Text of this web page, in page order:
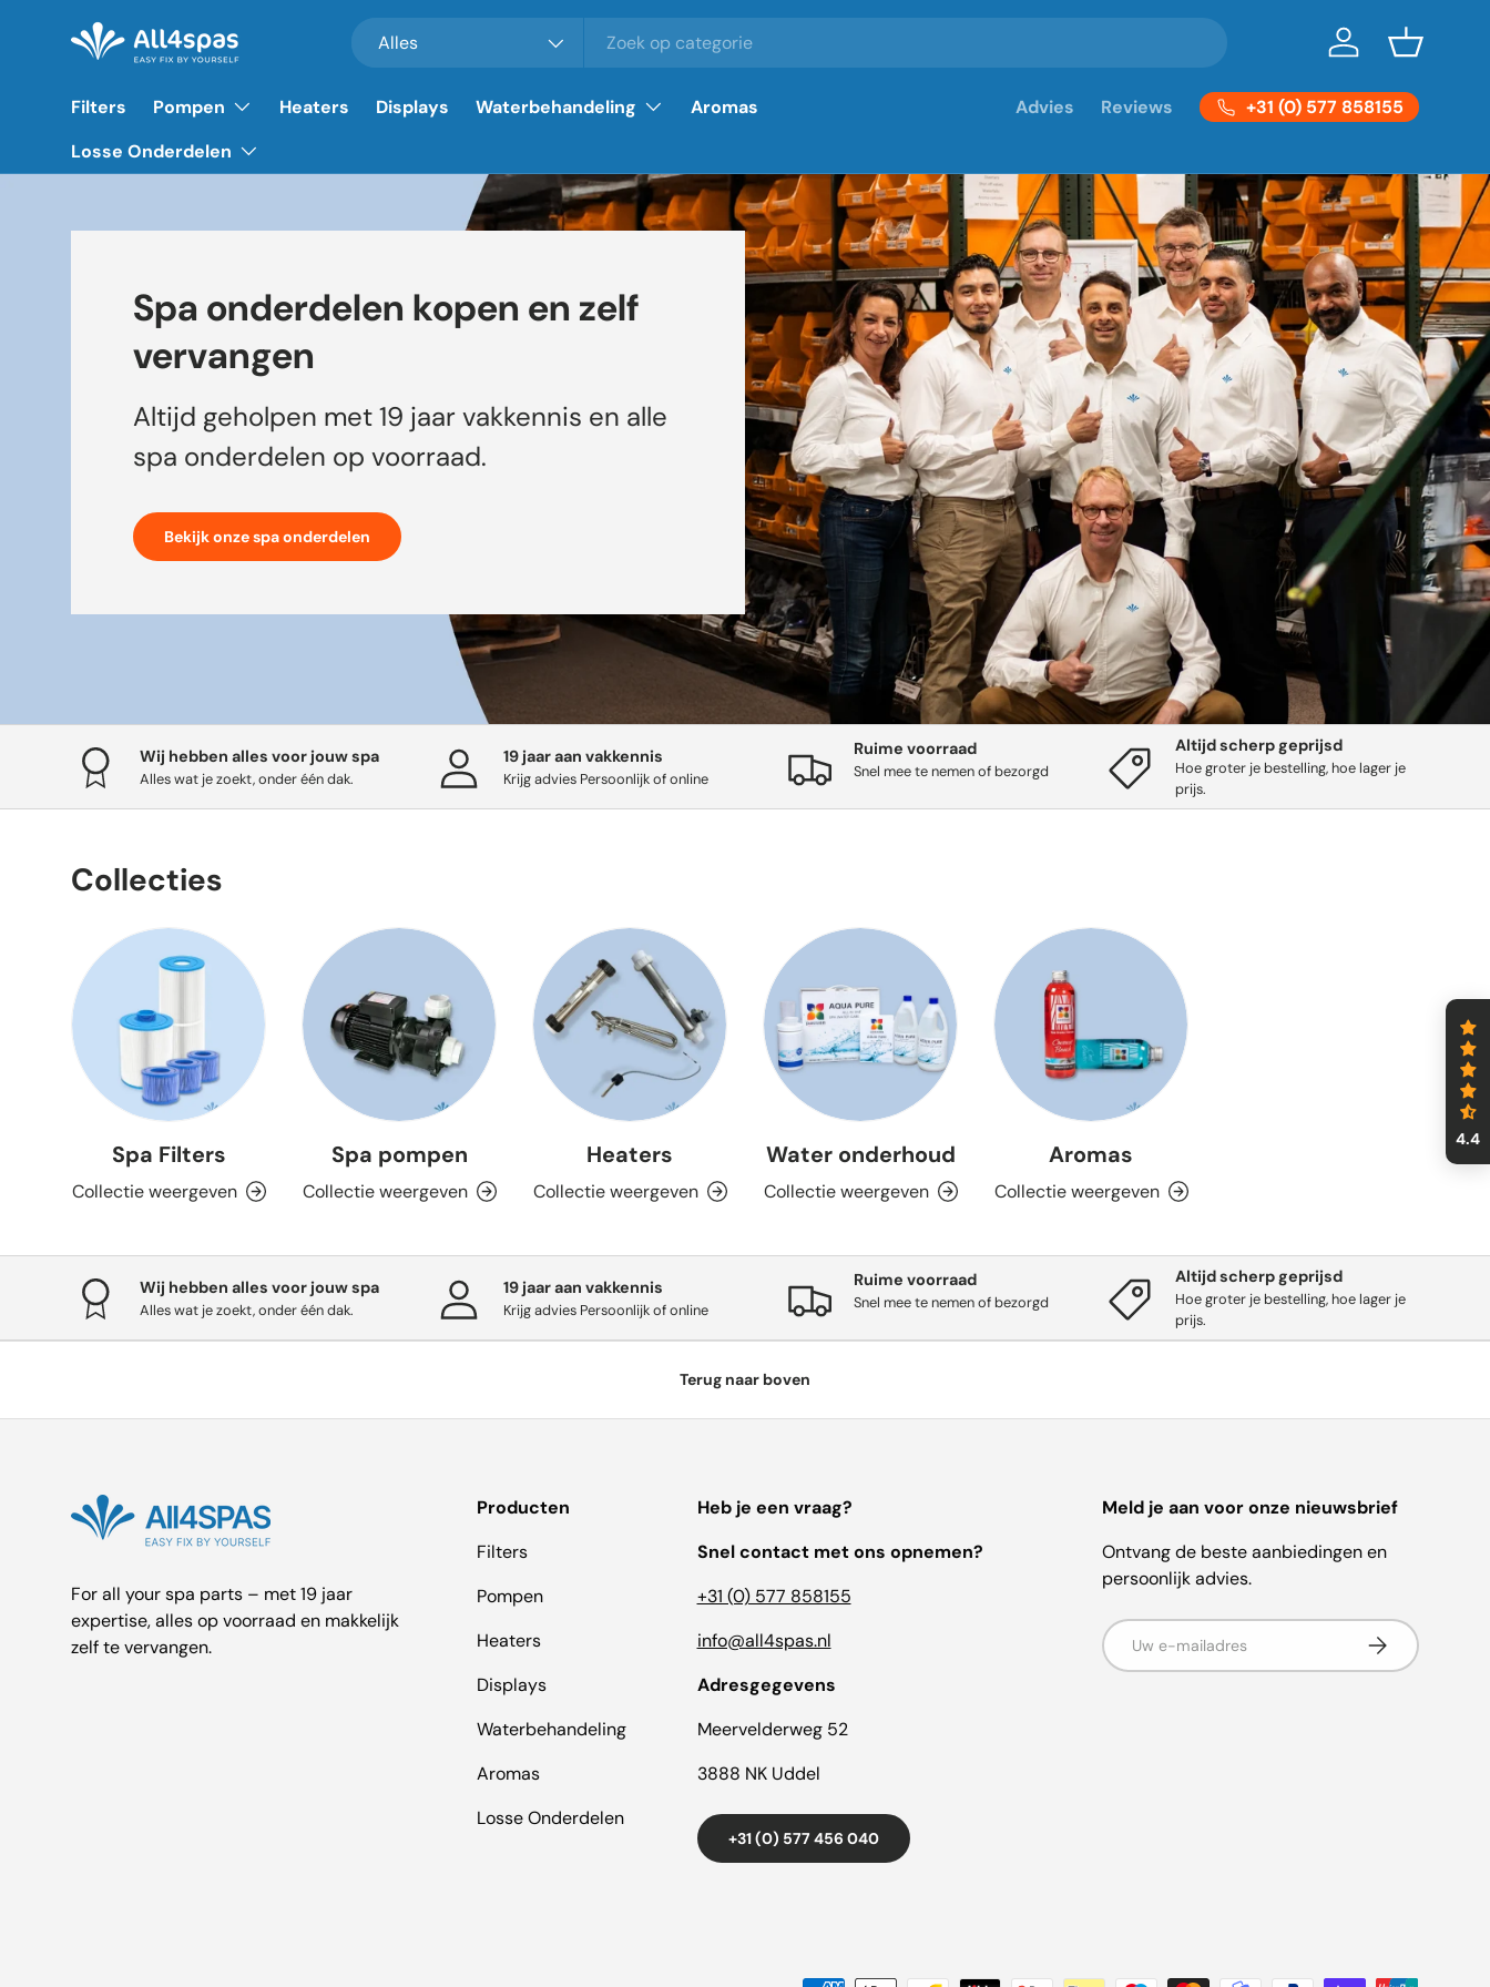
Ga naar inhoud Alles InloggenMandje
Filters Pompen Heaters Displays Waterbehandeling
Aromas
Losse Onderdelen
Advies Reviews +31 (0) 577 858155
Spa onderdelen kopen en zelf
vervangen
Altijd geholpen met 19 jaar vakkennis en alle
spa onderdelen op voorraad.
Bekijk onze spa onderdelen
Wij hebben alles voor jouw spa
Alles wat je zoekt, onder één dak.
19 jaar aan vakkennis
Krijg advies Persoonlijk of online
Ruime voorraad
Snel mee te nemen of bezorgd
Altijd scherp geprijsd
Hoe groter je bestelling, hoe lager je
prijs.
Collecties
Spa Filters
Collectie weergeven
Spa pompen
Collectie weergeven
Heaters
Collectie weergeven
Water onderhoud
Collectie weergeven
Aromas
Collectie weergeven
Wij hebben alles voor jouw spa
Alles wat je zoekt, onder één dak.
19 jaar aan vakkennis
Krijg advies Persoonlijk of online
Ruime voorraad
Snel mee te nemen of bezorgd
Altijd scherp geprijsd
Hoe groter je bestelling, hoe lager je
prijs.
Terug naar boven
For all your spa parts – met 19 jaar
expertise, alles op voorraad en makkelijk
zelf te vervangen.
Producten
Filters
Pompen
Heaters
Displays
Waterbehandeling
Aromas
Losse Onderdelen
Heb je een vraag?
Snel contact met ons opnemen?
+31 (0) 577 858155
info@all4spas.nl
Adresgegevens
Meervelderweg 52
3888 NK Uddel
+31 (0) 577 456 040
Meld je aan voor onze nieuwsbrief
Ontvang de beste aanbiedingen en
persoonlijk advies.
E-mailadres Abonneer
4.4